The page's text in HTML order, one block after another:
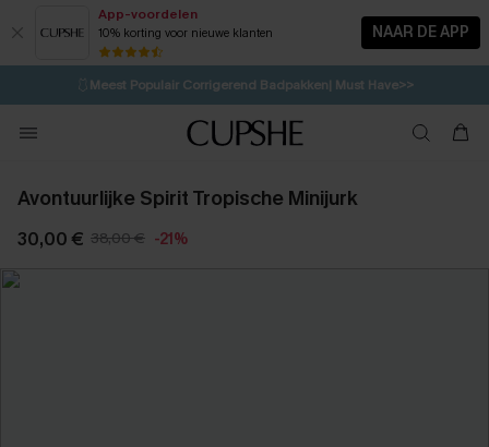
App-voordelen
10% korting voor nieuwe klanten NAAR DE APP
⚡️LAATSTE KANS | Tot 50% korting>>
🩱Meest Populair Corrigerend Badpakken| Must Have>>
💌Abonneer je & ontvang tot 15% korting>>
Koop 3, krijg 15% korting | CODE: SW15
Avontuurlijke Spirit Tropische Minijurk
30,00 € 38,00 € -21%